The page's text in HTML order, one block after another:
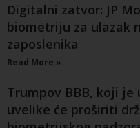
Digitalni zatvor: JP
biometriju za ulazak
zaposlenika
Read More »
Trumpov BBB, koji je
uvelike će proširiti